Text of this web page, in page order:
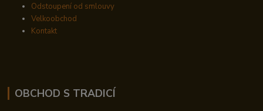
Odstoupení od smlouvy
Velkoobchod
Kontakt
OBCHOD S TRADICÍ